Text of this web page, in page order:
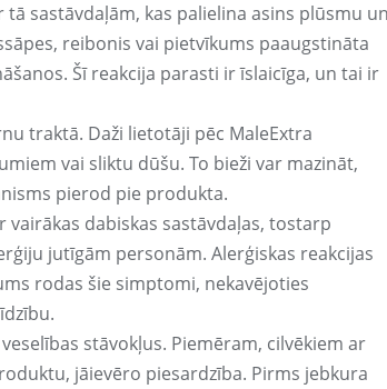
sastāvdaļām, kas palielina asins plūsmu un
reibonis vai pietvīkums paaugstināta
Šī reakcija parasti ir īslaicīga, un tai ir
traktā. Daži lietotāji pēc MaleExtra
vai sliktu dūšu. To bieži var mazināt,
pierod pie produkta.
dabiskas sastāvdaļas, tostarp
jutīgām personām. Alerģiskas reakcijas
rodas šie simptomi, nekavējoties
stāvokļus. Piemēram, cilvēkiem ar
jāievēro piesardzība. Pirms jebkura